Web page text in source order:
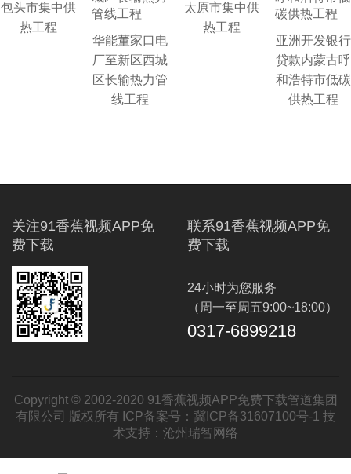
包头市集中供
热工程
华能董家口电
厂至新区西城
区长输热力管
线工程
太原市集中供
热工程
亚洲开发银行
贷款内蒙古呼
和浩特市低碳
供热工程
关注91香蕉视频APP免
费下载
联系91香蕉视频APP免
费下载
24小时为您服务
（周一至周五9:00~18:00）
0317-6899218
Copyright © 2002-2020 91香蕉视频APP免费下载管道集团
有限公司 版权所有 ICP备案号： 冀ICP备31607100号-1 技
术支持： 沧州瑞智网络